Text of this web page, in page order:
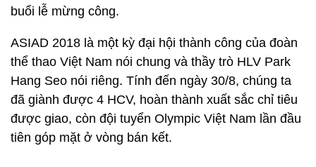
buổi lễ mừng công.
ASIAD 2018 là một kỳ đại hội thành công của đoàn
thể thao Việt Nam nói chung và thầy trò HLV Park
Hang Seo nói riêng. Tính đến ngày 30/8, chúng ta
đã giành được 4 HCV, hoàn thành xuất sắc chỉ tiêu
được giao, còn đội tuyển Olympic Việt Nam lần đầu
tiên góp mặt ở vòng bán kết.